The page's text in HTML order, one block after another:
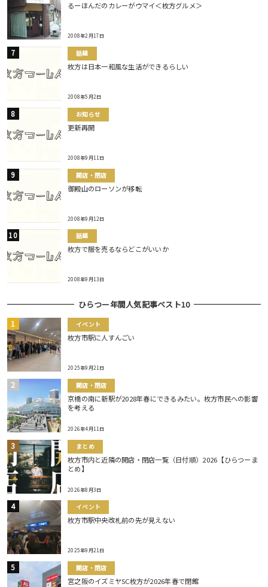
るーほんだのカレーがウマイ＜枚方グルメ＞
2008年2月17日
話題
枚方は日本一和風な生活ができるらしい
2008年5月2日
お知らせ
更新再開
2008年9月11日
開店・閉店
御殿山のローソンが移転
2008年9月12日
話題
枚方で服を売るならどこがいいか
2008年9月13日
ひらつー年間人気記事ベスト10
イベント
枚方市駅に人すんごい
2025年9月21日
開店・閉店
京橋の南に新駅が2028年春にできるみたい。枚方市民への影響
を考える
2026年4月11日
まとめ
枚方市内と近隣の開店・閉店一覧（日付順）2026【ひらつーま
とめ】
2026年8月3日
イベント
枚方市駅中央改札前の先が見えない
2025年9月21日
開店・閉店
宮之阪のイズミヤSC枚方が2026年春で閉館